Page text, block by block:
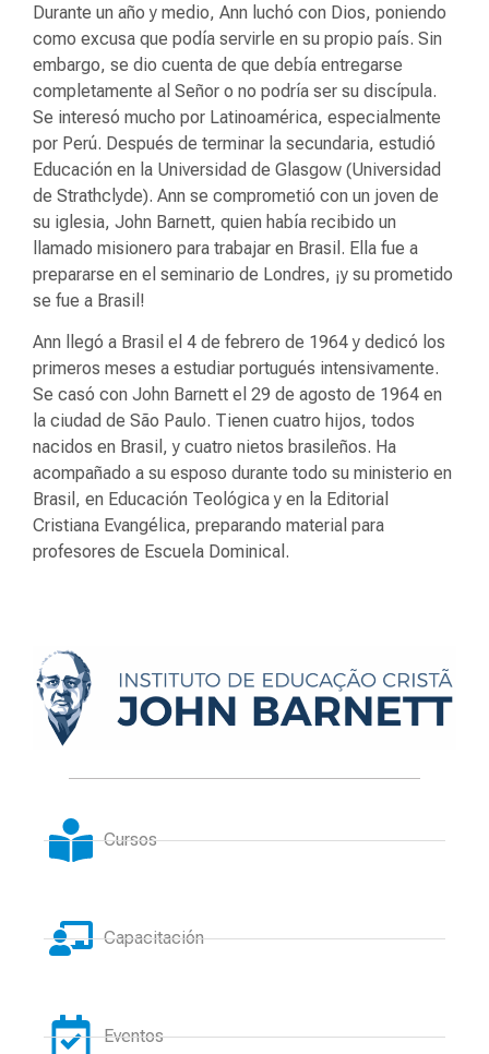
Durante un año y medio, Ann luchó con Dios, poniendo
como excusa que podía servirle en su propio país. Sin
embargo, se dio cuenta de que debía entregarse
completamente al Señor o no podría ser su discípula.
Se interesó mucho por Latinoamérica, especialmente
por Perú. Después de terminar la secundaria, estudió
Educación en la Universidad de Glasgow (Universidad
de Strathclyde). Ann se comprometió con un joven de
su iglesia, John Barnett, quien había recibido un
llamado misionero para trabajar en Brasil. Ella fue a
prepararse en el seminario de Londres, ¡y su prometido
se fue a Brasil!
Ann llegó a Brasil el 4 de febrero de 1964 y dedicó los
primeros meses a estudiar portugués intensivamente.
Se casó con John Barnett el 29 de agosto de 1964 en
la ciudad de São Paulo. Tienen cuatro hijos, todos
nacidos en Brasil, y cuatro nietos brasileños. Ha
acompañado a su esposo durante todo su ministerio en
Brasil, en Educación Teológica y en la Editorial
Cristiana Evangélica, preparando material para
profesores de Escuela Dominical.
Cursos
Capacitación
Eventos